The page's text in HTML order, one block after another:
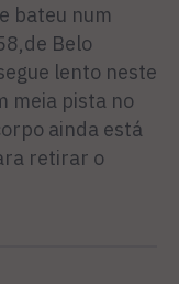
bateu num
Belo
lento neste
meia pista no
ainda está
retirar o